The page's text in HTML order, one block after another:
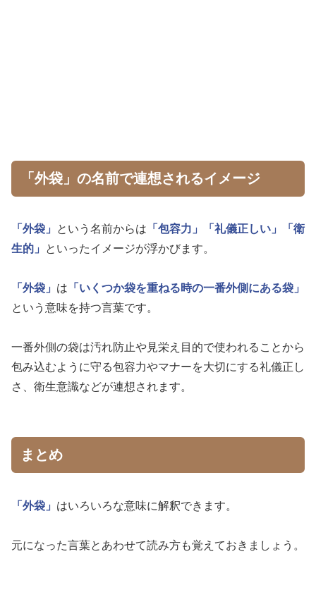
「外袋」の名前で連想されるイメージ
「外袋」 という名前からは 「包容力」 「礼儀正しい」
「衛
生的」
といったイメージが浮かびます。
「外袋」 は 「いくつか袋を重ねる時の一番外側にある袋」
という意味を持つ言葉です。
一番外側の袋は汚れ防止や見栄え目的で使われることから
包み込むように守る包容力やマナーを大切にする礼儀正し
さ、衛生意識などが連想されます。
まとめ
「外袋」 はいろいろな意味に解釈できます。
元になった言葉とあわせて読み方も覚えておきましょう。